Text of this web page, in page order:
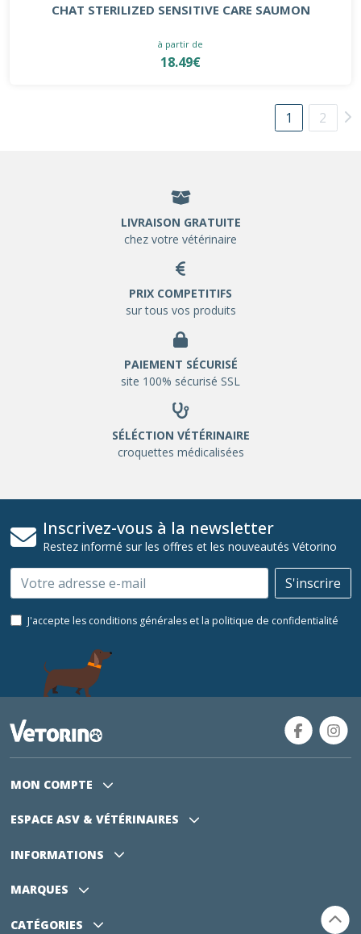
CHAT STERILIZED SENSITIVE CARE SAUMON
à partir de
18.49€
1 2
LIVRAISON GRATUITE
chez votre vétérinaire
PRIX COMPETITIFS
sur tous vos produits
PAIEMENT SÉCURISÉ
site 100% sécurisé SSL
SÉLÉCTION VÉTÉRINAIRE
croquettes médicalisées
Inscrivez-vous à la newsletter
Restez informé sur les offres et les nouveautés Vétorino
Email S'inscrire
J'accepte les conditions générales et la politique de confidentialité
MON COMPTE
ESPACE ASV & VÉTÉRINAIRES
INFORMATIONS
MARQUES
CATÉGORIES